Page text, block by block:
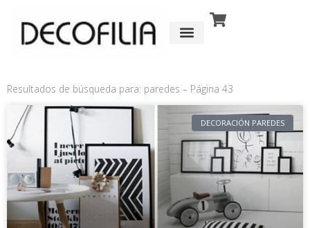
contenido
Resultados de búsqueda para: paredes – Página 43
DECORACIÓN PAREDES
Página PáginaPáginaPágina